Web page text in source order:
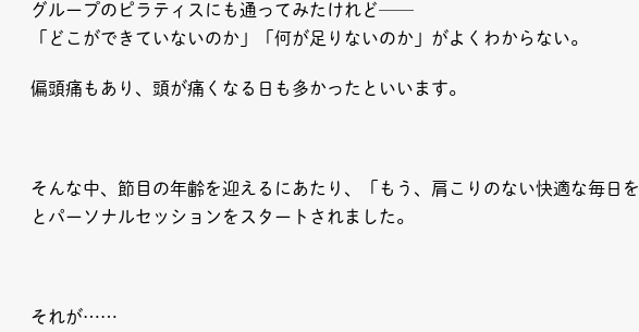
グループのピラティスにも通ってみたけれど──
「どこができていないのか」「何が足りないのか」がよくわからない。
偏頭痛もあり、頭が痛くなる日も多かったといいます。
そんな中、節目の年齢を迎えるにあたり、「もう、肩こりのない快適な毎日を
とパーソナルセッションをスタートされました。
それが……